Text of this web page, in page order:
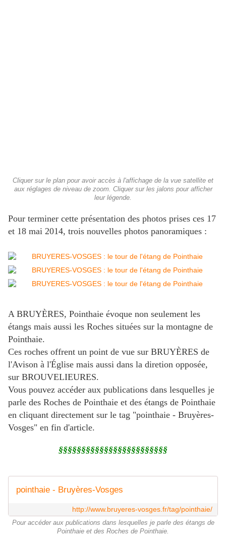
Cliquer sur le plan pour avoir accès à l'affichage de la vue satellite et
aux réglages de niveau de zoom. Cliquer sur les jalons pour afficher
leur légende.
Pour terminer cette présentation des photos prises ces 17
et 18 mai 2014, trois nouvelles photos panoramiques :
A BRUYÈRES, Pointhaie évoque non seulement les
étangs mais aussi les Roches situées sur la montagne de
Pointhaie.
Ces roches offrent un point de vue sur BRUYÈRES de
l'Avison à l'Église mais aussi dans la diretion opposée,
sur BROUVELIEURES.
Vous pouvez accéder aux publications dans lesquelles je
parle des Roches de Pointhaie et des étangs de Pointhaie
en cliquant directement sur le tag "pointhaie - Bruyères-
Vosges" en fin d'article.
§§§§§§§§§§§§§§§§§§§§§§§§
pointhaie - Bruyères-Vosges
http://www.bruyeres-vosges.fr/tag/pointhaie/
Pour accéder aux publications dans lesquelles je parle des étangs de
Pointhaie et des Roches de Pointhaie.